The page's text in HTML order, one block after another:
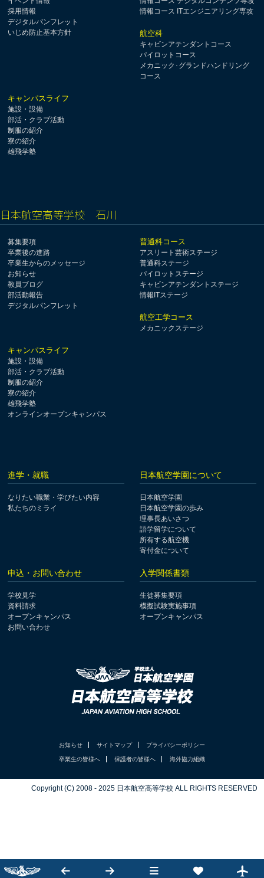
採用情報
デジタルパンフレット
いじめ防止基本方針
情報コース ITエンジニアリング専攻
航空科
キャビンアテンダントコース
パイロットコース
メカニック･グランドハンドリング
コース
キャンパスライフ
施設・設備
部活・クラブ活動
制服の紹介
寮の紹介
雄飛学塾
日本航空高等学校 石川
募集要項
卒業後の進路
卒業生からのメッセージ
お知らせ
教員ブログ
部活動報告
デジタルパンフレット
普通科コース
アスリート芸術ステージ
普通科ステージ
パイロットステージ
キャビンアテンダントステージ
情報ITステージ
航空工学コース
メカニックステージ
キャンパスライフ
施設・設備
部活・クラブ活動
制服の紹介
寮の紹介
雄飛学塾
オンラインオープンキャンパス
進学・就職
なりたい職業・学びたい内容
私たちのミライ
日本航空学園について
日本航空学園
日本航空学園の歩み
理事長あいさつ
語学留学について
所有する航空機
寄付金について
申込・お問い合わせ
学校見学
資料請求
オープンキャンパス
お問い合わせ
入学関係書類
生徒募集要項
模擬試験実施事項
オープンキャンパス
お知らせ サイトマップ プライバシーポリシー
卒業生の皆様へ 保護者の皆様へ 海外協力組織
Copyright (C) 2008 - 2025 日本航空高等学校 ALL RIGHTS RESERVED